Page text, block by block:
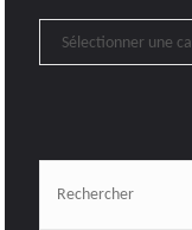
Catégories